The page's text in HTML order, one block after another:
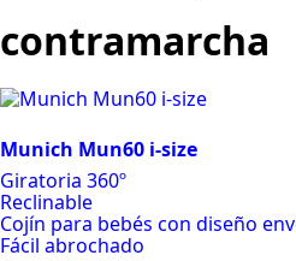
contramarcha
Munich Mun60 i-size
Giratoria 360º
Reclinable
Cojín para bebés con diseño
Fácil abrochado